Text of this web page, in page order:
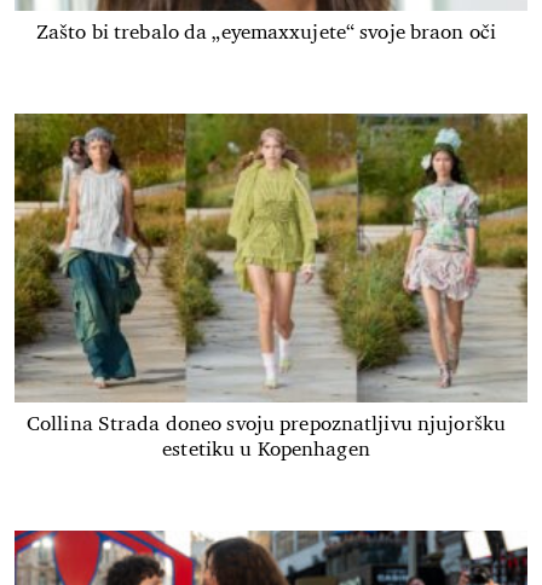
Zašto bi trebalo da „eyemaxxujete“ svoje braon oči
Collina Strada doneo svoju prepoznatljivu njujoršku
estetiku u Kopenhagen